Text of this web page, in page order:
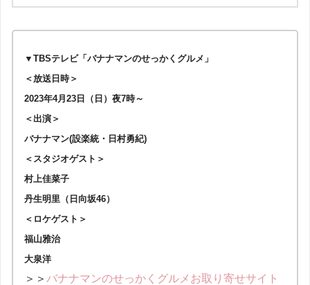
▼TBSテレビ「バナナマンのせっかくグルメ」
＜放送日時＞
2023年4月23日（日）夜7時～
＜出演＞
バナナマン(設楽統・日村勇紀)
＜スタジオゲスト＞
村上佳菜子
丹生明里（日向坂46）
＜ロケゲスト＞
福山雅治
大泉洋
＞＞ バナナマンのせっかくグルメお取り寄せサイト